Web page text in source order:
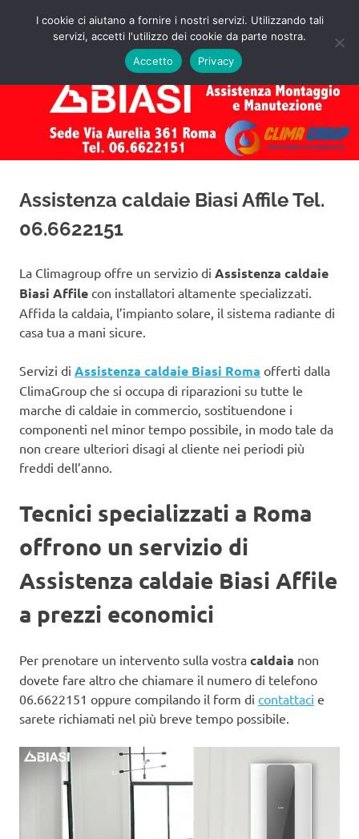
Assistenza
Caldaie
Biasi
Roma
Preventivo!
MENU
Assistenza caldaie Biasi Affile Tel.
06.6622151
La Climagroup offre un servizio di Assistenza caldaie
Biasi Affile con installatori altamente specializzati.
Affida la caldaia, l’impianto solare, il sistema radiante di
casa tua a mani sicure.
Servizi di Assistenza caldaie Biasi Roma offerti dalla
ClimaGroup che si occupa di riparazioni su tutte le
marche di caldaie in commercio, sostituendone i
componenti nel minor tempo possibile, in modo tale da
non creare ulteriori disagi al cliente nei periodi più
freddi dell’anno.
Tecnici specializzati a Roma
offrono un servizio di
Assistenza caldaie Biasi Affile
a prezzi economici
Per prenotare un intervento sulla vostra caldaia non
dovete fare altro che chiamare il numero di telefono
06.6622151 oppure compilando il form di contattaci e
sarete richiamati nel più breve tempo possibile.
I cookie ci aiutano a fornire i nostri servizi. Utilizzando tali
servizi, accetti l'utilizzo dei cookie da parte nostra.
Accetto
Privacy